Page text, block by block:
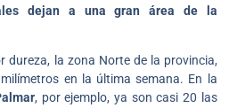
dejan a una gran área de la
dureza, la zona Norte de la provincia,
en la última semana. En la
, por ejemplo, ya son casi 20 las